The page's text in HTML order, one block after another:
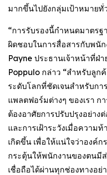
มากขึ้นไปยังกลุ่มเป้าหมายทั่
“การรับรองนี้กำหนดมาตร
ผิดชอบในการสื่อสารกับพนั
Payne ประธานเจ้าหน้าที่ฝ่
Poppulo กล่าว “สำหรับลูก
ระดับโลกที่ชัดเจนสำหรับก
แพลตฟอร์มต่างๆ ของเรา
ต้องอาศัยการปรับปรุงอย่าง
และการเฝ้าระวังเมื่อความ
เกิดขึ้น เพื่อให้แน่ใจว่าองค์
กระตุ้นให้พนักงานของตนมี
เชื่อถือได้ผ่านทุกช่องทางอ